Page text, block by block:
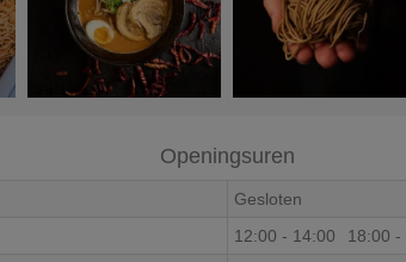
Openingsuren
Gesloten
12:00 - 14:00 18:00 -